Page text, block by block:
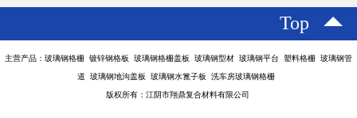
Top
主营产品：玻璃钢格栅 镀锌钢格板 玻璃钢格栅盖板 玻璃钢型材 玻璃钢平台 塑料格栅 玻璃钢管
道 玻璃钢地沟盖板 玻璃钢水篦子板 洗车房玻璃钢格栅
版权所有：江阴市翔鼎复合材料有限公司